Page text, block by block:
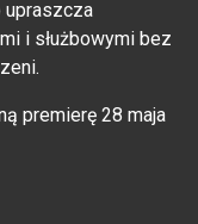
upraszcza
i służbowymi bez
premierę 28 maja